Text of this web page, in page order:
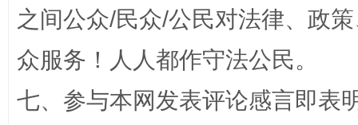
之间公众/民众/公民对法律、政
众服务！人人都作守法公民。
七、参与本网发表评论感言即表